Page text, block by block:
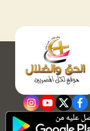
facebook
twitter
youtube
instagram